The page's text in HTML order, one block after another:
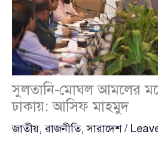
সুলতানি-মোঘল আমলের
ঢাকায়: আসিফ মাহমুদ
জাতীয়,রাজনীতি,সারাদেশ/